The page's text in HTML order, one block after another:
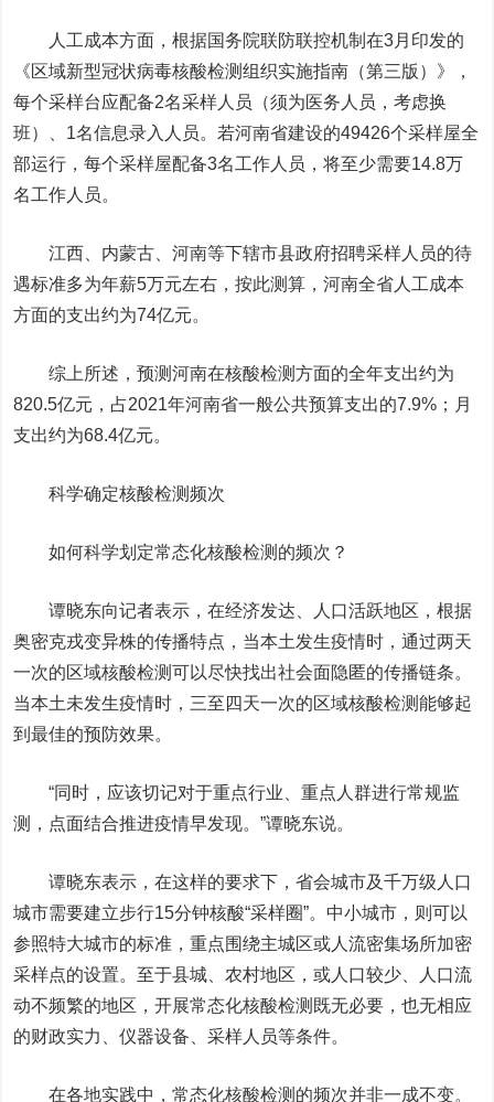
人工成本方面，根据国务院联防联控机制在3月印发的
《区域新型冠状病毒核酸检测组织实施指南（第三版）》，
每个采样台应配备2名采样人员（须为医务人员，考虑换
班）、1名信息录入人员。若河南省建设的49426个采样屋全
部运行，每个采样屋配备3名工作人员，将至少需要14.8万
名工作人员。
江西、内蒙古、河南等下辖市县政府招聘采样人员的待
遇标准多为年薪5万元左右，按此测算，河南全省人工成本
方面的支出约为74亿元。
综上所述，预测河南在核酸检测方面的全年支出约为
820.5亿元，占2021年河南省一般公共预算支出的7.9%；月
支出约为68.4亿元。
科学确定核酸检测频次
如何科学划定常态化核酸检测的频次？
谭晓东向记者表示，在经济发达、人口活跃地区，根据
奥密克戎变异株的传播特点，当本土发生疫情时，通过两天
一次的区域核酸检测可以尽快找出社会面隐匿的传播链条。
当本土未发生疫情时，三至四天一次的区域核酸检测能够起
到最佳的预防效果。
“同时，应该切记对于重点行业、重点人群进行常规监
测，点面结合推进疫情早发现。”谭晓东说。
谭晓东表示，在这样的要求下，省会城市及千万级人口
城市需要建立步行15分钟核酸“采样圈”。中小城市，则可以
参照特大城市的标准，重点围绕主城区或人流密集场所加密
采样点的设置。至于县城、农村地区，或人口较少、人口流
动不频繁的地区，开展常态化核酸检测既无必要，也无相应
的财政实力、仪器设备、采样人员等条件。
在各地实践中，常态化核酸检测的频次并非一成不变。